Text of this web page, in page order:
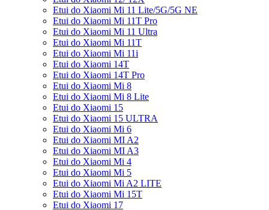
Etui do Xiaomi Mi 11 Lite/5G/5G NE
Etui do Xiaomi Mi 11T Pro
Etui do Xiaomi Mi 11 Ultra
Etui do Xiaomi Mi 11T
Etui do Xiaomi Mi 11i
Etui do Xiaomi 14T
Etui do Xiaomi 14T Pro
Etui do Xiaomi Mi 8
Etui do Xiaomi Mi 8 Lite
Etui do Xiaomi 15
Etui do Xiaomi 15 ULTRA
Etui do Xiaomi Mi 6
Etui do Xiaomi MI A2
Etui do Xiaomi MI A3
Etui do Xiaomi Mi 4
Etui do Xiaomi Mi 5
Etui do Xiaomi Mi A2 LITE
Etui do Xiaomi Mi 15T
Etui do Xiaomi 17